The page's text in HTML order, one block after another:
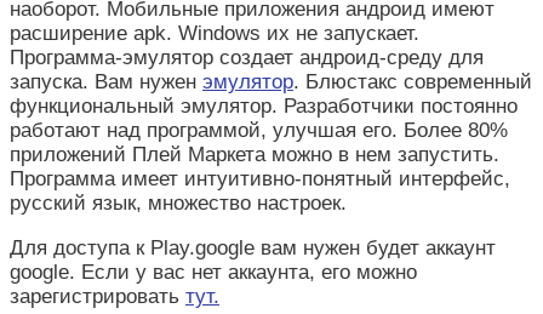
наоборот. Мобильные приложения андроид имеют
расширение apk. Windows их не запускает.
Программа-эмулятор создает андроид-среду для
запуска. Вам нужен эмулятор. Блюстакс современный
функциональный эмулятор. Разработчики постоянно
работают над программой, улучшая его. Более 80%
приложений Плей Маркета можно в нем запустить.
Программа имеет интуитивно-понятный интерфейс,
русский язык, множество настроек.
Для доступа к Play.google вам нужен будет аккаунт
google. Если у вас нет аккаунта, его можно
зарегистрировать тут.